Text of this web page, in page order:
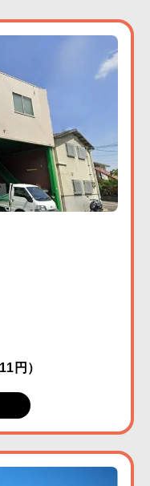
円）